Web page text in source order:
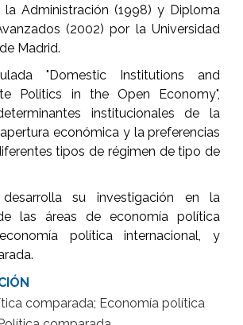
la Administración (1998) y Diploma
(2002) por la Universidad
Madrid.
"Domestic Institutions and
Politics in the Open Economy",
institucionales de la
económica y la preferencias
tipos de régimen de tipo de
desarrolla su investigación en la
las áreas de economía política
política internacional, y
comparada; Economía política